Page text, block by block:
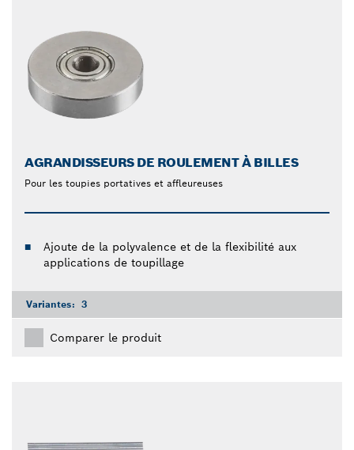
AGRANDISSEURS DE ROULEMENT À BILLES
Pour les toupies portatives et affleureuses
Ajoute de la polyvalence et de la flexibilité aux
applications de toupillage
Variantes: 3
Comparer le produit